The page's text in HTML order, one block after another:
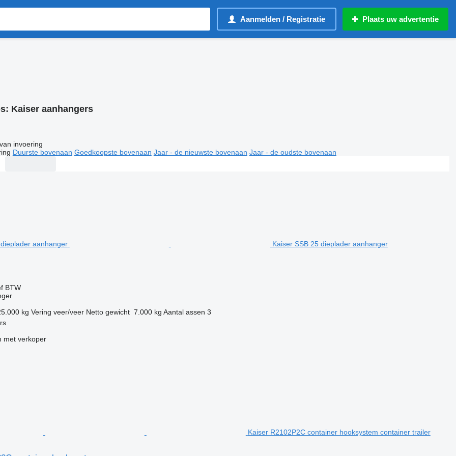
Aanmelden / Registratie Plaats uw advertentie
Kaiser aanhangers
invoering
Duurste bovenaan Goedkoopste bovenaan Jaar - de nieuwste bovenaan Jaar - de oudste bovenaan
Kaiser SSB 25 dieplader aanhanger
BTW
kg Vering veer/veer Netto gewicht 7.000 kg Aantal assen 3
met verkoper
Kaiser R2102P2C container hooksystem container trailer